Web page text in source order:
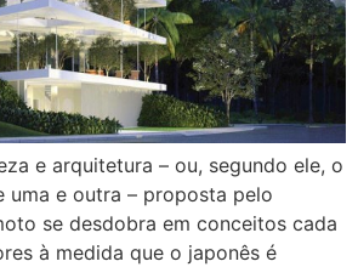
e arquitetura – ou, segundo ele, o
uma e outra – proposta pelo
se desdobra em conceitos cada
à medida que o japonês é